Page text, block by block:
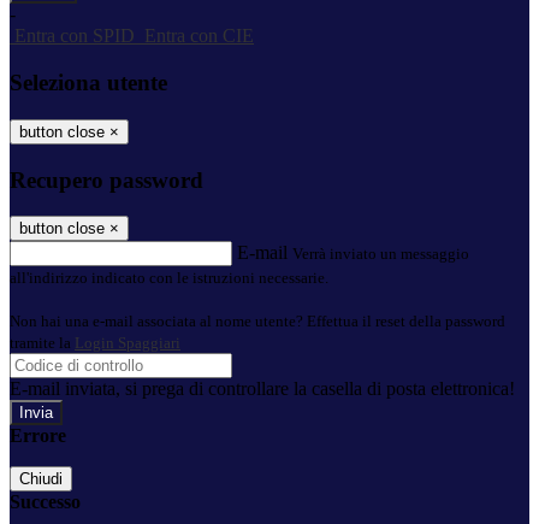
-
Entra con SPID
Entra con CIE
Seleziona utente
button close ×
Recupero password
button close ×
E-mail Verrà inviato un messaggio
all'indirizzo indicato con le istruzioni necessarie.
Non hai una e-mail associata al nome utente? Effettua il reset della password
tramite la Login Spaggiari
E-mail inviata, si prega di controllare la casella di posta elettronica!
Errore
Chiudi
Successo